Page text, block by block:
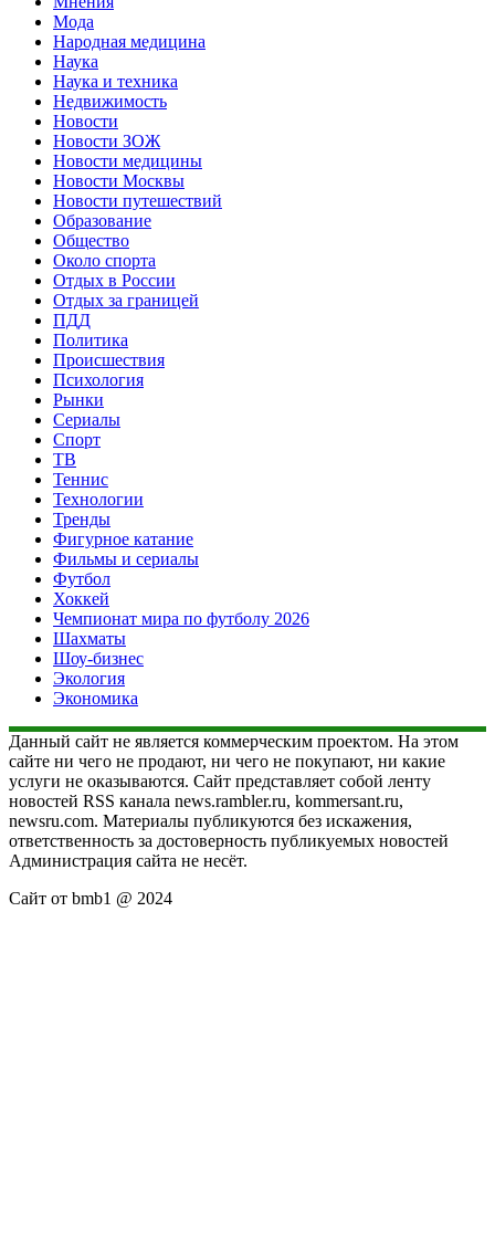
Мода
Народная медицина
Наука
Наука и техника
Недвижимость
Новости
Новости ЗОЖ
Новости медицины
Новости Москвы
Новости путешествий
Образование
Общество
Около спорта
Отдых в России
Отдых за границей
ПДД
Политика
Происшествия
Психология
Рынки
Сериалы
Спорт
ТВ
Теннис
Технологии
Тренды
Фигурное катание
Фильмы и сериалы
Футбол
Хоккей
Чемпионат мира по футболу 2026
Шахматы
Шоу-бизнес
Экология
Экономика
Данный сайт не является коммерческим проектом. На этом
сайте ни чего не продают, ни чего не покупают, ни какие
услуги не оказываются. Сайт представляет собой ленту
новостей RSS канала news.rambler.ru, kommersant.ru,
newsru.com. Материалы публикуются без искажения,
ответственность за достоверность публикуемых новостей
Администрация сайта не несёт.
Сайт от bmb1 @ 2024